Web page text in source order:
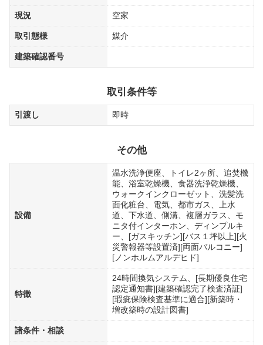
現況 空家
取引態様 媒介
建築確認番号
取引条件等
引渡し 即時
その他
設備
温水洗浄便座、トイレ2ヶ所、追焚機
能、浴室乾燥機、食器洗浄乾燥機、
ウォークインクローゼット、洗髪洗
面化粧台、電気、都市ガス、上水
道、下水道、側溝、複層ガラス、モ
ニタ付インターホン、ディンプルキ
ー、[ガスキッチン][バス１坪以上][火
災警報器等設置済][両面バルコニー]
[ノンホルムアルデヒド]
特徴
24時間換気システム、[長期優良住宅
認定通知書][建築確認完了検査済証]
[瑕疵保険検査基準に適合][新築時・
増改築時の設計図書]
諸条件・相談